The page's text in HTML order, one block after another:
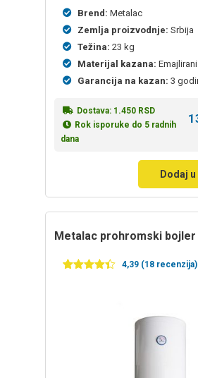
Brend: Metalac
Zemlja proizvodnje: Srbija
Težina: 23 kg
Materijal kazana: Emajlirani
Garancija na kazan: 3
Dostava: 1.450 RSD
Rok isporuke do 5 radnih
dana
Dodaj
Metalac prohromski bojler
4,39 (18 recenzija)